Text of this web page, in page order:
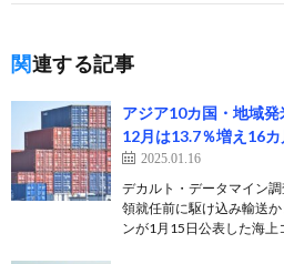
関連する記事
アジア10カ国・地域
12月は13.7％増え16
2025.01.16
デカルト・データマイン
領就任前に駆け込み輸送
ンが1月15日公表した海